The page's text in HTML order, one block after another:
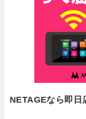
NETAGEなら即日